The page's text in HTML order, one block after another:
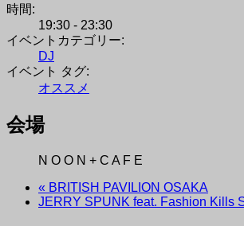
時間:
19:30 - 23:30
イベントカテゴリー:
DJ
イベント タグ:
オススメ
会場
N O O N + C A F E
« BRITISH PAVILION OSAKA
JERRY SPUNK feat. Fashion Kills